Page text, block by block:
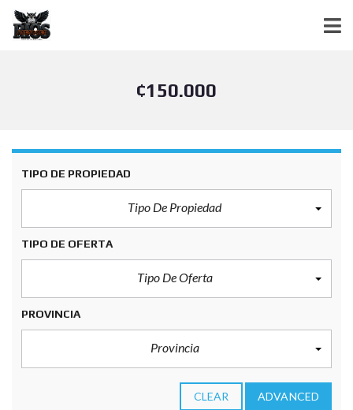
¢150.000
TIPO DE PROPIEDAD
Tipo De Propiedad
TIPO DE OFERTA
Tipo De Oferta
PROVINCIA
Provincia
CLEAR ADVANCED